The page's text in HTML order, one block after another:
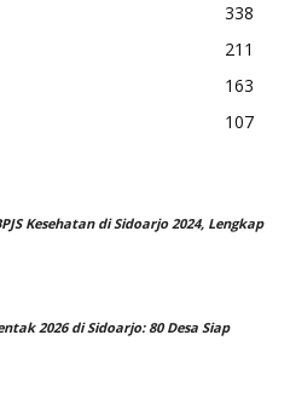
338
211
163
107
Kesehatan di Sidoarjo 2024, Lengkap
2026 di Sidoarjo: 80 Desa Siap